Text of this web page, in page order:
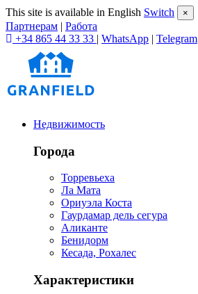
This site is available in English Switch ×
Партнерам | Работа
+34 865 44 33 33 | WhatsApp | Telegram
Недвижимость
Города
Торревьеха
Ла Мата
Ориуэла Коста
Гаурдамар дель сегура
Аликанте
Бенидорм
Кесада, Рохалес
Характеристики